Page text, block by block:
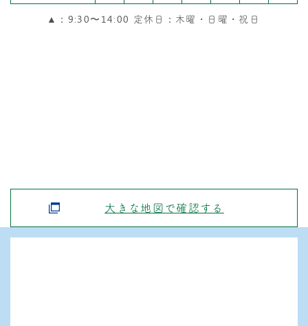
▲：9:30〜14:00 定休日：木曜・日曜・祝日
大きな地図で確認する